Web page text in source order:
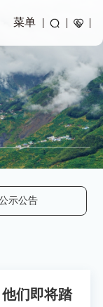
菜单
示公告
们即将踏